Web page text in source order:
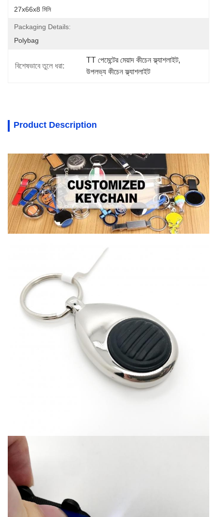
27x66x8 মিমি
Packaging Details:
Polybag
বিশেষভাবে তুলে ধরা:
TT পেমেন্টের মেয়াদ কীচেন ফ্ল্যাশলাইট,
উপলভ্য কীচেন ফ্ল্যাশলাইট
Product Description